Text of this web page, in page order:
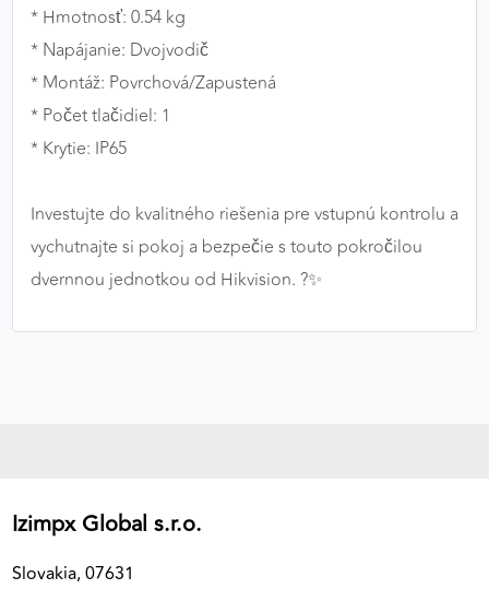
* Hmotnosť: 0.54 kg
* Napájanie: Dvojvodič
* Montáž: Povrchová/Zapustená
* Počet tlačidiel: 1
* Krytie: IP65
Investujte do kvalitného riešenia pre vstupnú kontrolu a
vychutnajte si pokoj a bezpečie s touto pokročilou
dvernnou jednotkou od Hikvision. ?✨
Izimpx Global s.r.o.
Slovakia, 07631